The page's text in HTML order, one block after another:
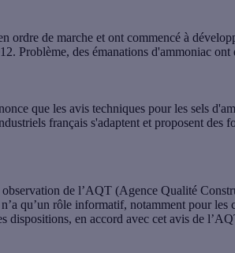
ordre de marche et ont commencé à
Problème, des émanations d'ammoniac
que les avis techniques pour les sels
français s'adaptent et proposent des
de l’AQT (Agence Qualité
qu’un rôle informatif, notamment pour les
dispositions, en accord avec cet avis de